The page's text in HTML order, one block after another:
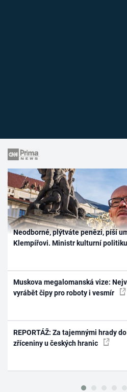
Neodborné, plýtváte penězi, píší
Klempířovi. Ministr kulturní
Muskova megalomanská vize:
vyrábět čipy pro roboty i vesmír
REPORTÁŽ: Za tajemnými hrady
zříceniny u českých hranic